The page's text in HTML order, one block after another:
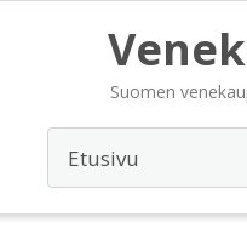
Suomen